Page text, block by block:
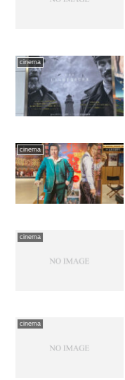
cinema
cinema
cinema
cinema